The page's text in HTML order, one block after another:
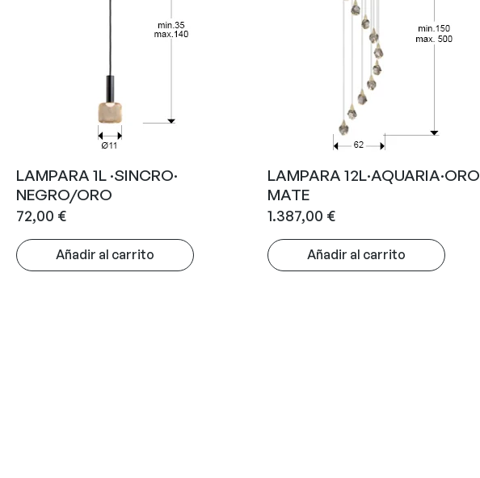
LAMPARA 1L ·SINCRO·
NEGRO/ORO
72,00 €
Añadir al carrito
LAMPARA 12L·AQUARIA·ORO
MATE
1.387,00 €
Añadir al carrito